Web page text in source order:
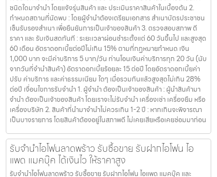
ชนิดใดมาจำนำ โดยแจ้งรุ่นสินค้า และ ประเมินราคาสินค้าในเบื้องต้น 2.
กำหนดสถานที่นัดพบ : โดยผู้จำนำต้องเตรียมเอกสาร สำเนาบัตรประชาชน
เซ็นรับรองสำเนา เพื่อยืนยันการเป็นเจ้าของสินค้า 3. ตรวจสอบสภาพ ตี
ราคา และ รับเงินสดทันที : ระยะเวลาผ่อนชำระตั้งแต่ 60 วันขึ้นไป และสูงสุด
60 เดือน อัตราดอกเบี้ยต่อปีไม่เกิน 15% ตามที่กฏหมายกำหนด เงิน
1,000 บาท จะมีค่าบริการ 5 บาท/วัน ท่านโอนเงินค่าบริการทุก 20 วัน (นับ
จากวันที่จำนำสินค้า) อัตราดอกเบี้ยร้อยละ 15 ต่อปี โดยอัตราดอกเบี้ยค่า
ปรับ ค่าบริการ และค่าธรรมเนียม ใดๆ เมื่อรวมกันแล้วสูงสุดไม่เกิน 28%
ต่อปี เงื่อนไขการรับจำนำ 1. ผู้จำนำ ต้องเป็นเจ้าของสินค้า : ผู้นำสินค้ามา
จำนำ ต้องเป็นเจ้าของสินค้า โดยเราจะไม่รับจำนำ เครื่องเช่า เครื่องยืม หรือ
เครื่องบริษัท 2. สินค้าที่นำมาจำนำไม่ควรเกิน 1-2 ปี : หากเกินจะพิจารณา
เป็นบางรายการ โดยสินค้าต้องอยู่ในสภาพดี ไม่เคยเสียหรือเคยซ่อมมาก่อน
รับจำนำไอโฟนลาดพร้าว รับซื้อขาย รับฝากไอโฟน ไอ
แพด แมคบุ๊ค ได้เงินไว ให้ราคาสูง
รับจำนำไอโฟนลาดพร้าว รับซื้อขาย รับฝากไอโฟน ไอแพด แมคบุ๊ค และ